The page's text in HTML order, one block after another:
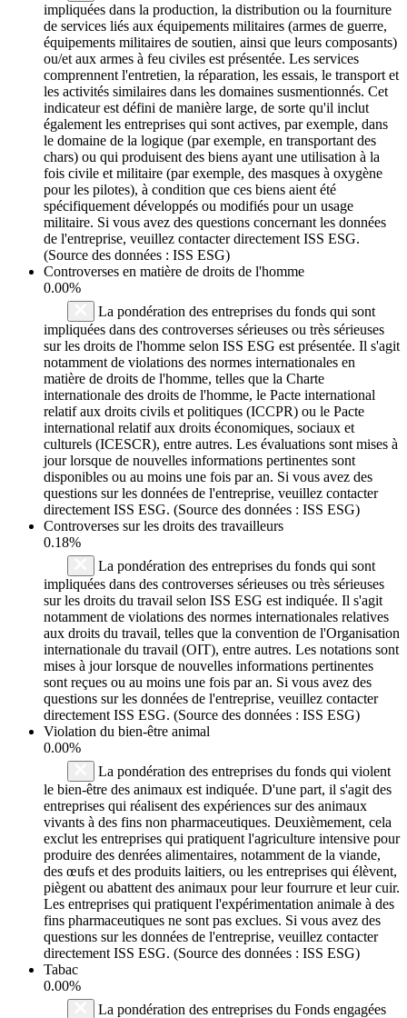
impliquées dans la production, la distribution ou la fourniture
de services liés aux équipements militaires (armes de guerre,
équipements militaires de soutien, ainsi que leurs composants)
ou/et aux armes à feu civiles est présentée. Les services
comprennent l'entretien, la réparation, les essais, le transport et
les activités similaires dans les domaines susmentionnés. Cet
indicateur est défini de manière large, de sorte qu'il inclut
également les entreprises qui sont actives, par exemple, dans
le domaine de la logique (par exemple, en transportant des
chars) ou qui produisent des biens ayant une utilisation à la
fois civile et militaire (par exemple, des masques à oxygène
pour les pilotes), à condition que ces biens aient été
spécifiquement développés ou modifiés pour un usage
militaire. Si vous avez des questions concernant les données
de l'entreprise, veuillez contacter directement ISS ESG.
(Source des données : ISS ESG)
Controverses en matière de droits de l'homme
0.00%
La pondération des entreprises du fonds qui sont
impliquées dans des controverses sérieuses ou très sérieuses
sur les droits de l'homme selon ISS ESG est présentée. Il s'agit
notamment de violations des normes internationales en
matière de droits de l'homme, telles que la Charte
internationale des droits de l'homme, le Pacte international
relatif aux droits civils et politiques (ICCPR) ou le Pacte
international relatif aux droits économiques, sociaux et
culturels (ICESCR), entre autres. Les évaluations sont mises à
jour lorsque de nouvelles informations pertinentes sont
disponibles ou au moins une fois par an. Si vous avez des
questions sur les données de l'entreprise, veuillez contacter
directement ISS ESG. (Source des données : ISS ESG)
Controverses sur les droits des travailleurs
0.18%
La pondération des entreprises du fonds qui sont
impliquées dans des controverses sérieuses ou très sérieuses
sur les droits du travail selon ISS ESG est indiquée. Il s'agit
notamment de violations des normes internationales relatives
aux droits du travail, telles que la convention de l'Organisation
internationale du travail (OIT), entre autres. Les notations sont
mises à jour lorsque de nouvelles informations pertinentes
sont reçues ou au moins une fois par an. Si vous avez des
questions sur les données de l'entreprise, veuillez contacter
directement ISS ESG. (Source des données : ISS ESG)
Violation du bien-être animal
0.00%
La pondération des entreprises du fonds qui violent
le bien-être des animaux est indiquée. D'une part, il s'agit des
entreprises qui réalisent des expériences sur des animaux
vivants à des fins non pharmaceutiques. Deuxièmement, cela
exclut les entreprises qui pratiquent l'agriculture intensive pour
produire des denrées alimentaires, notamment de la viande,
des œufs et des produits laitiers, ou les entreprises qui élèvent,
piègent ou abattent des animaux pour leur fourrure et leur cuir.
Les entreprises qui pratiquent l'expérimentation animale à des
fins pharmaceutiques ne sont pas exclues. Si vous avez des
questions sur les données de l'entreprise, veuillez contacter
directement ISS ESG. (Source des données : ISS ESG)
Tabac
0.00%
La pondération des entreprises du Fonds engagées